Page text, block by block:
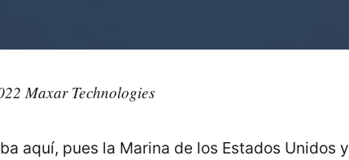
Maxar Technologies
aquí, pues la Marina de los Estados